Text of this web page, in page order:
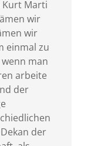
Kurt Marti
wir
wir
einmal zu
man
arbeite
der
der